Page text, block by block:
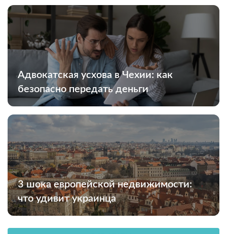
Адвокатская усхова в Чехии: как
безопасно передать деньги
3 шока европейской недвижимости:
что удивит украинца